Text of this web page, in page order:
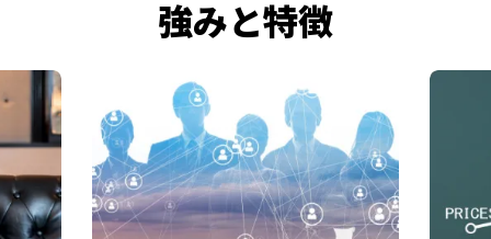
強みと特徴